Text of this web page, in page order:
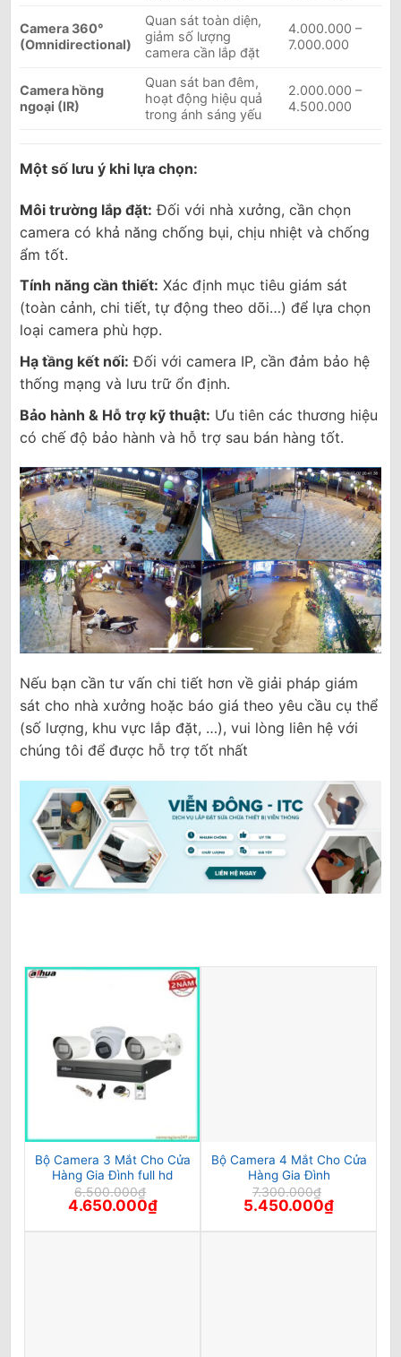
Camera 360°
(Omnidirectional)
Quan sát toàn diện,
giảm số lượng
camera cần lắp đặt
4.000.000 –
7.000.000
Camera hồng
ngoại (IR)
Quan sát ban đêm,
hoạt động hiệu quả
trong ánh sáng yếu
2.000.000 –
4.500.000
Một số lưu ý khi lựa chọn:
Môi trường lắp đặt: Đối với nhà xưởng, cần chọn
camera có khả năng chống bụi, chịu nhiệt và chống
ẩm tốt.
Tính năng cần thiết: Xác định mục tiêu giám sát
(toàn cảnh, chi tiết, tự động theo dõi…) để lựa chọn
loại camera phù hợp.
Hạ tầng kết nối: Đối với camera IP, cần đảm bảo hệ
thống mạng và lưu trữ ổn định.
Bảo hành & Hỗ trợ kỹ thuật: Ưu tiên các thương hiệu
có chế độ bảo hành và hỗ trợ sau bán hàng tốt.
Nếu bạn cần tư vấn chi tiết hơn về giải pháp giám
sát cho nhà xưởng hoặc báo giá theo yêu cầu cụ thể
(số lượng, khu vực lắp đặt, …), vui lòng liên hệ với
chúng tôi để được hỗ trợ tốt nhất
Bộ Camera 3 Mắt Cho Cửa
Hàng Gia Đình full hd
6.500.000₫
Giá
gốc
là:
4.650.000₫Giá
hiện
tại
Bộ Camera 4 Mắt Cho Cửa
Hàng Gia Đình
7.300.000₫
Giá
gốc
là:
5.450.000₫Giá
tại